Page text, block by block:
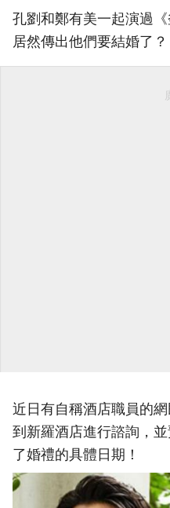
孔劉和鄭有美一起演過
居然傳出他們要結婚了？
近日有自稱酒店職員的
到新羅酒店進行諮詢，
了婚禮的具體日期！